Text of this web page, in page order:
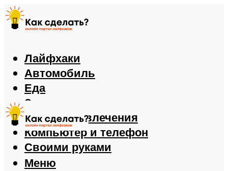
Лайфхаки
Автомобиль
Еда
Здоровье
Игры и развлечения
Компьютер и телефон
Своими руками
Меню